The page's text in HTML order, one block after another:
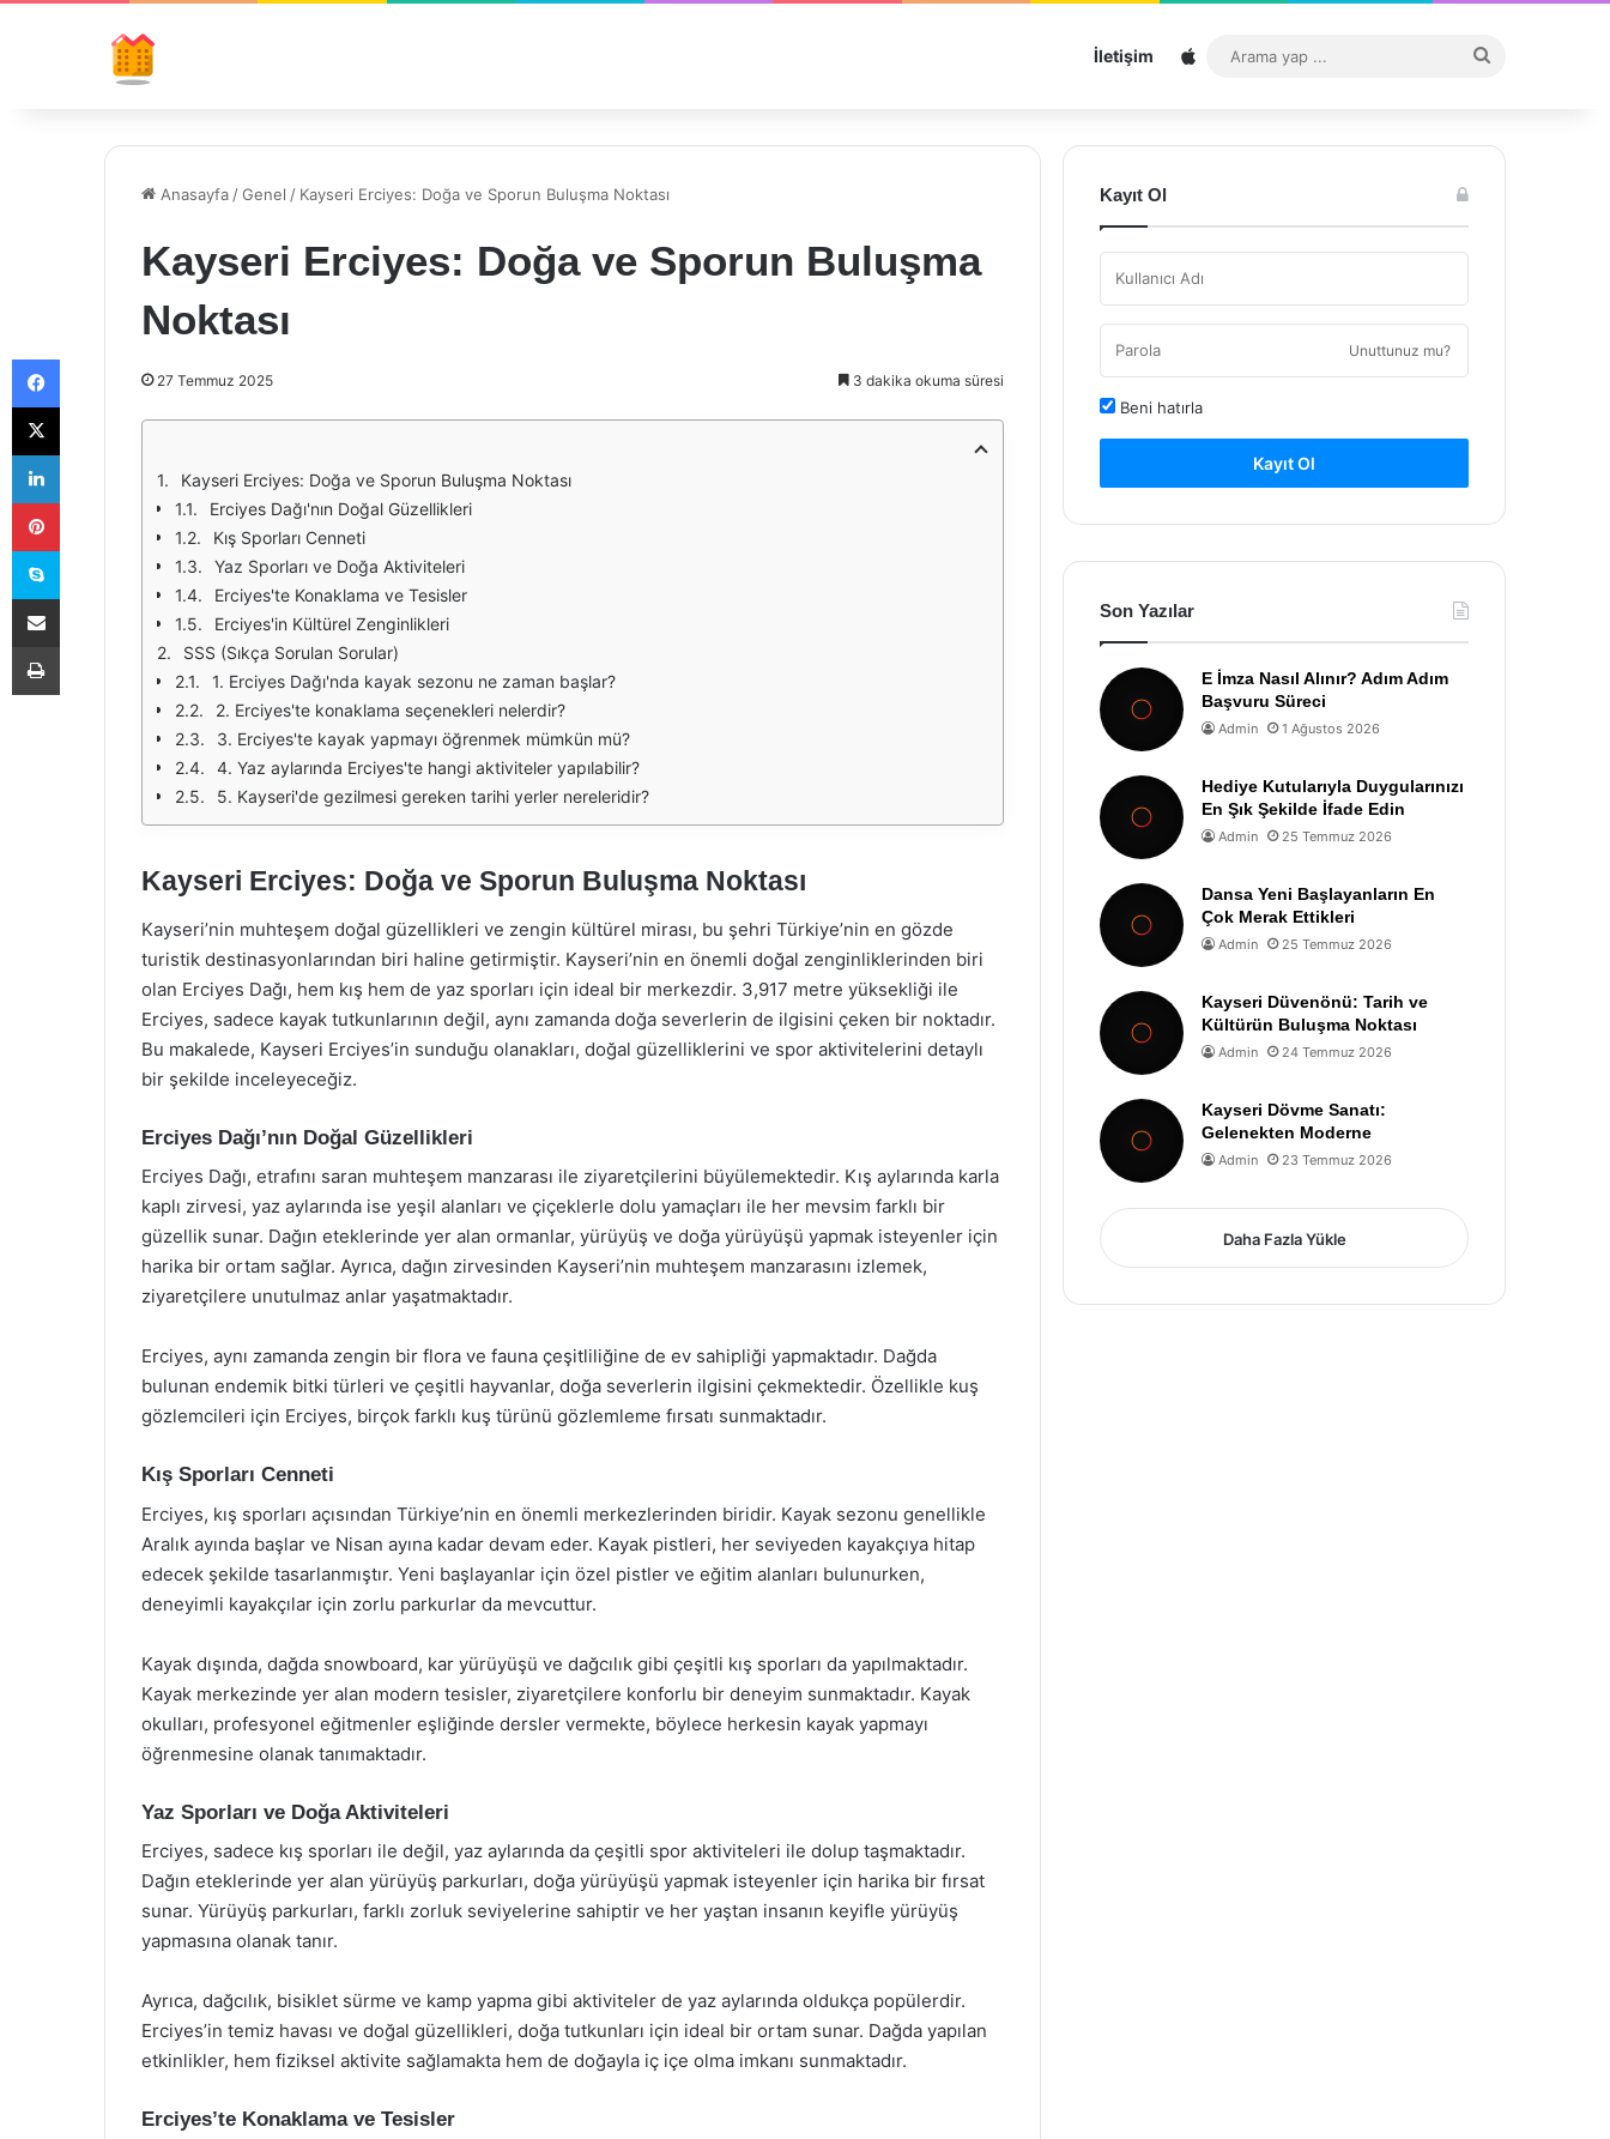
İletişim Sitemap
...
Anasayfa /Genel / Kayseri Erciyes: Doğa ve Sporun Buluşma Noktası
Kayseri Erciyes: Doğa ve Sporun Buluşma
Noktası
27 Temmuz 2025 3 dakika okuma süresi
Kayseri Erciyes: Doğa ve Sporun Buluşma Noktası
Erciyes Dağı'nın Doğal Güzellikleri
Kış Sporları Cenneti
Yaz Sporları ve Doğa Aktiviteleri
Erciyes'te Konaklama ve Tesisler
Erciyes'in Kültürel Zenginlikleri
SSS (Sıkça Sorulan Sorular)
1. Erciyes Dağı'nda kayak sezonu ne zaman başlar?
2. Erciyes'te konaklama seçenekleri nelerdir?
3. Erciyes'te kayak yapmayı öğrenmek mümkün mü?
4. Yaz aylarında Erciyes'te hangi aktiviteler yapılabilir?
5. Kayseri'de gezilmesi gereken tarihi yerler nereleridir?
Kayseri Erciyes: Doğa ve Sporun Buluşma Noktası
Kayseri’nin muhteşem doğal güzellikleri ve zengin kültürel mirası, bu şehri Türkiye’nin en gözde
turistik destinasyonlarından biri haline getirmiştir. Kayseri’nin en önemli doğal zenginliklerinden biri
olan Erciyes Dağı, hem kış hem de yaz sporları için ideal bir merkezdir. 3,917 metre yüksekliği ile
Erciyes, sadece kayak tutkunlarının değil, aynı zamanda doğa severlerin de ilgisini çeken bir noktadır.
Bu makalede, Kayseri Erciyes’in sunduğu olanakları, doğal güzelliklerini ve spor aktivitelerini detaylı
bir şekilde inceleyeceğiz.
Erciyes Dağı’nın Doğal Güzellikleri
Erciyes Dağı, etrafını saran muhteşem manzarası ile ziyaretçilerini büyülemektedir. Kış aylarında karla
kaplı zirvesi, yaz aylarında ise yeşil alanları ve çiçeklerle dolu yamaçları ile her mevsim farklı bir
güzellik sunar. Dağın eteklerinde yer alan ormanlar, yürüyüş ve doğa yürüyüşü yapmak isteyenler için
harika bir ortam sağlar. Ayrıca, dağın zirvesinden Kayseri’nin muhteşem manzarasını izlemek,
ziyaretçilere unutulmaz anlar yaşatmaktadır.
Erciyes, aynı zamanda zengin bir flora ve fauna çeşitliliğine de ev sahipliği yapmaktadır. Dağda
bulunan endemik bitki türleri ve çeşitli hayvanlar, doğa severlerin ilgisini çekmektedir. Özellikle kuş
gözlemcileri için Erciyes, birçok farklı kuş türünü gözlemleme fırsatı sunmaktadır.
Kış Sporları Cenneti
Erciyes, kış sporları açısından Türkiye’nin en önemli merkezlerinden biridir. Kayak sezonu genellikle
Aralık ayında başlar ve Nisan ayına kadar devam eder. Kayak pistleri, her seviyeden kayakçıya hitap
edecek şekilde tasarlanmıştır. Yeni başlayanlar için özel pistler ve eğitim alanları bulunurken,
deneyimli kayakçılar için zorlu parkurlar da mevcuttur.
Kayak dışında, dağda snowboard, kar yürüyüşü ve dağcılık gibi çeşitli kış sporları da yapılmaktadır.
Kayak merkezinde yer alan modern tesisler, ziyaretçilere konforlu bir deneyim sunmaktadır. Kayak
okulları, profesyonel eğitmenler eşliğinde dersler vermekte, böylece herkesin kayak yapmayı
öğrenmesine olanak tanımaktadır.
Yaz Sporları ve Doğa Aktiviteleri
Erciyes, sadece kış sporları ile değil, yaz aylarında da çeşitli spor aktiviteleri ile dolup taşmaktadır.
Dağın eteklerinde yer alan yürüyüş parkurları, doğa yürüyüşü yapmak isteyenler için harika bir fırsat
sunar. Yürüyüş parkurları, farklı zorluk seviyelerine sahiptir ve her yaştan insanın keyifle yürüyüş
yapmasına olanak tanır.
Ayrıca, dağcılık, bisiklet sürme ve kamp yapma gibi aktiviteler de yaz aylarında oldukça popülerdir.
Erciyes’in temiz havası ve doğal güzellikleri, doğa tutkunları için ideal bir ortam sunar. Dağda yapılan
etkinlikler, hem fiziksel aktivite sağlamakta hem de doğayla iç içe olma imkanı sunmaktadır.
Erciyes’te Konaklama ve Tesisler
Kayıt Ol
Unuttunuz mu?
Beni hatırla
Kayıt Ol
Son Yazılar
E İmza Nasıl Alınır? Adım Adım
Başvuru Süreci
Admin 1 Ağustos 2026
Hediye Kutularıyla Duygularınızı
En Şık Şekilde İfade Edin
Admin 25 Temmuz 2026
Dansa Yeni Başlayanların En
Çok Merak Ettikleri
Admin 25 Temmuz 2026
Kayseri Düvenönü: Tarih ve
Kültürün Buluşma Noktası
Admin 24 Temmuz 2026
Kayseri Dövme Sanatı:
Gelenekten Moderne
Admin 23 Temmuz 2026
Daha Fazla Yükle
Facebook
X
LinkedIn
Pinterest
Skype
E-Posta ile paylaş